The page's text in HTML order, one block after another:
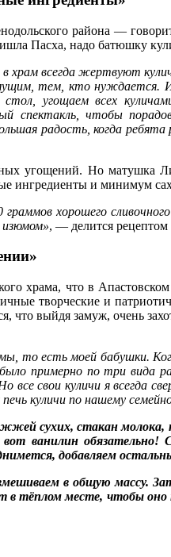
района —
Пасха, надо батюшку
всегда жертвуют
тем, кто
угощаем всех
спектакль, чтобы
радость, когда
угощений. Но матушка
ингредиенты и минимум
хорошего
изюмом», — делится
храма, что в
творческие и
выйдя замуж, очень
то есть моей бабушки.
примерно по три вида
свои куличи я всегда
куличи по нашему
сухих, стакан
обязательно!
добавляем
в общую массу.
тёплом месте, чтобы оно